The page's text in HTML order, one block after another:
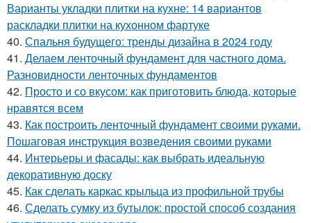
Варианты укладки плитки на кухне: 14 вариантов
раскладки плитки на кухонном фартуке
40. Спальня будущего: тренды дизайна в 2024 году
41. Делаем ленточный фундамент для частного дома.
Разновидности ленточных фундаментов
42. Просто и со вкусом: как приготовить блюда, которые
нравятся всем
43. Как построить ленточный фундамент своими руками.
Пошаговая инструкция возведения своими руками
44. Интерьеры и фасады: как выбрать идеальную
декоративную доску
45. Как сделать каркас крыльца из профильной трубы
46. Сделать сумку из бутылок: простой способ создания